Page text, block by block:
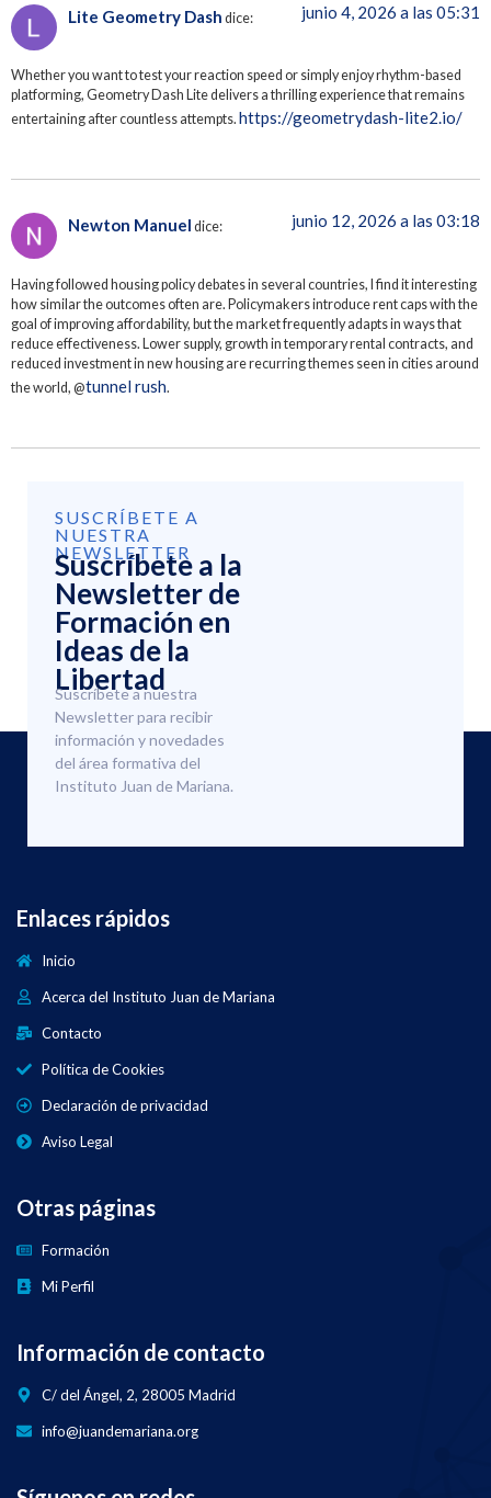
Lite Geometry Dash dice: junio 4, 2026 a las 05:31
Whether you want to test your reaction speed or simply enjoy rhythm-based
platforming, Geometry Dash Lite delivers a thrilling experience that remains
entertaining after countless attempts. https://geometrydash-lite2.io/
Newton Manuel dice: junio 12, 2026 a las 03:18
Having followed housing policy debates in several countries, I find it interesting
how similar the outcomes often are. Policymakers introduce rent caps with the
goal of improving affordability, but the market frequently adapts in ways that
reduce effectiveness. Lower supply, growth in temporary rental contracts, and
reduced investment in new housing are recurring themes seen in cities around
the world, @tunnel rush.
SUSCRÍBETE A
NUESTRA
NEWSLETTER
Suscríbete a la
Newsletter de
Formación en
Ideas de la
Libertad
Suscríbete a nuestra
Newsletter para recibir
información y novedades
del área formativa del
Instituto Juan de Mariana.
Enlaces rápidos
Inicio
Acerca del Instituto Juan de Mariana
Contacto
Política de Cookies
Declaración de privacidad
Aviso Legal
Otras páginas
Formación
Mi Perfil
Información de contacto
C/ del Ángel, 2, 28005 Madrid
info@juandemariana.org